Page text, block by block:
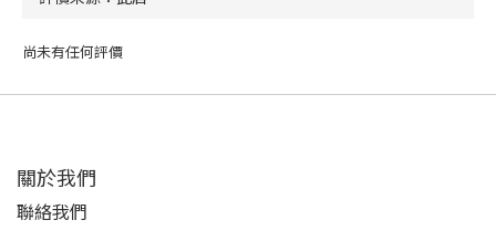
尚未有任何評價
關於我們
聯絡我們